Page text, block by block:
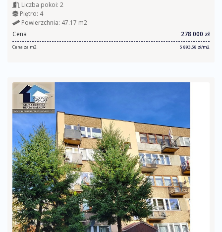
Liczba pokoi: 2
Piętro: 4
Powierzchnia: 47.17 m2
Cena
278 000 zł
Cena za m2 5 893,58 zł/m2